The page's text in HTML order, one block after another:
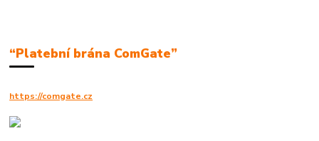
“Platební brána ComGate”
https://comgate.cz